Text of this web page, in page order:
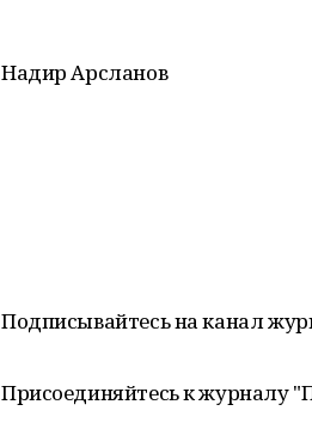
Надир Арсланов
Подписывайтесь на канал
Присоединяйтесь к журналу